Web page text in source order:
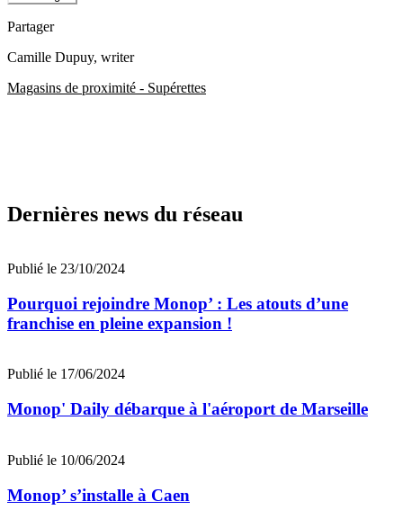
Partager
Camille Dupuy, writer
Magasins de proximité - Supérettes
Dernières news du réseau
Publié le 23/10/2024
Pourquoi rejoindre Monop’ : Les atouts d’une
franchise en pleine expansion !
Publié le 17/06/2024
Monop' Daily débarque à l'aéroport de Marseille
Publié le 10/06/2024
Monop’ s’installe à Caen